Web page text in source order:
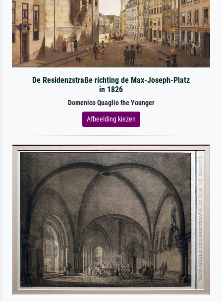
De Residenzstraße richting de Max-Joseph-Platz
in 1826
Domenico Quaglio the Younger
Afbeelding kiezen